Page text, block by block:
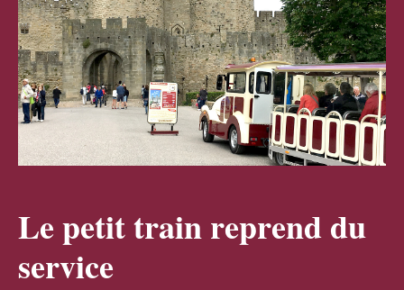
Le petit train reprend du
service